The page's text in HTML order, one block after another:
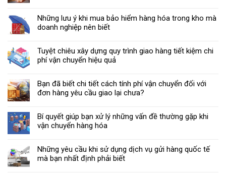
Những lưu ý khi mua bảo hiểm hàng hóa trong kho mà
doanh nghiệp nên biết
Tuyệt chiêu xây dựng quy trình giao hàng tiết kiệm chi
phí vận chuyển hiệu quả
Bạn đã biết chi tiết cách tính phí vận chuyển đối với
đơn hàng yêu cầu giao lại chưa?
Bí quyết giúp bạn xử lý những vấn đề thường gặp khi
vận chuyển hàng hóa
Những yêu cầu khi sử dụng dịch vụ gửi hàng quốc tế
mà bạn nhất định phải biết